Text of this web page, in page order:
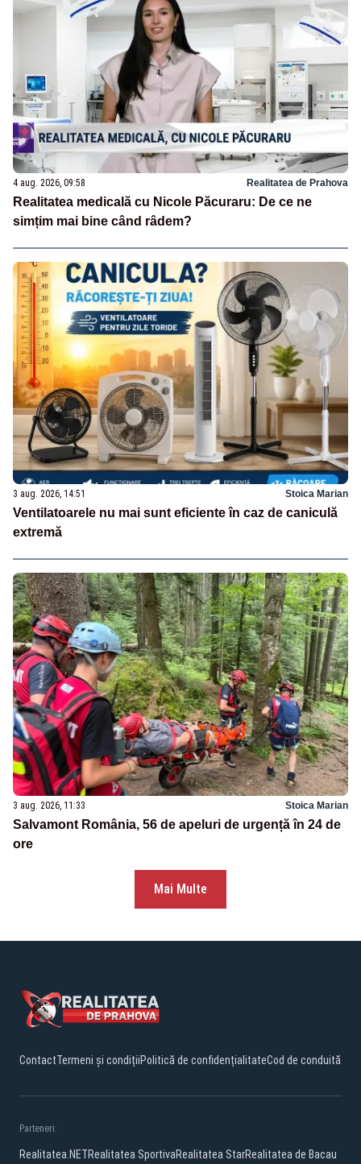
4 aug. 2026, 09:58 Realitatea de Prahova
Realitatea medicală cu Nicole Păcuraru: De ce ne
simțim mai bine când râdem?
3 aug. 2026, 14:51 Stoica Marian
Ventilatoarele nu mai sunt eficiente în caz de caniculă
extremă
3 aug. 2026, 11:33 Stoica Marian
Salvamont România, 56 de apeluri de urgență în 24 de
ore
Mai Multe
ContactTermeni și condițiiPolitică de confidențialitateCod de conduită
Parteneri:
Realitatea.NETRealitatea SportivaRealitatea StarRealitatea de Bacau